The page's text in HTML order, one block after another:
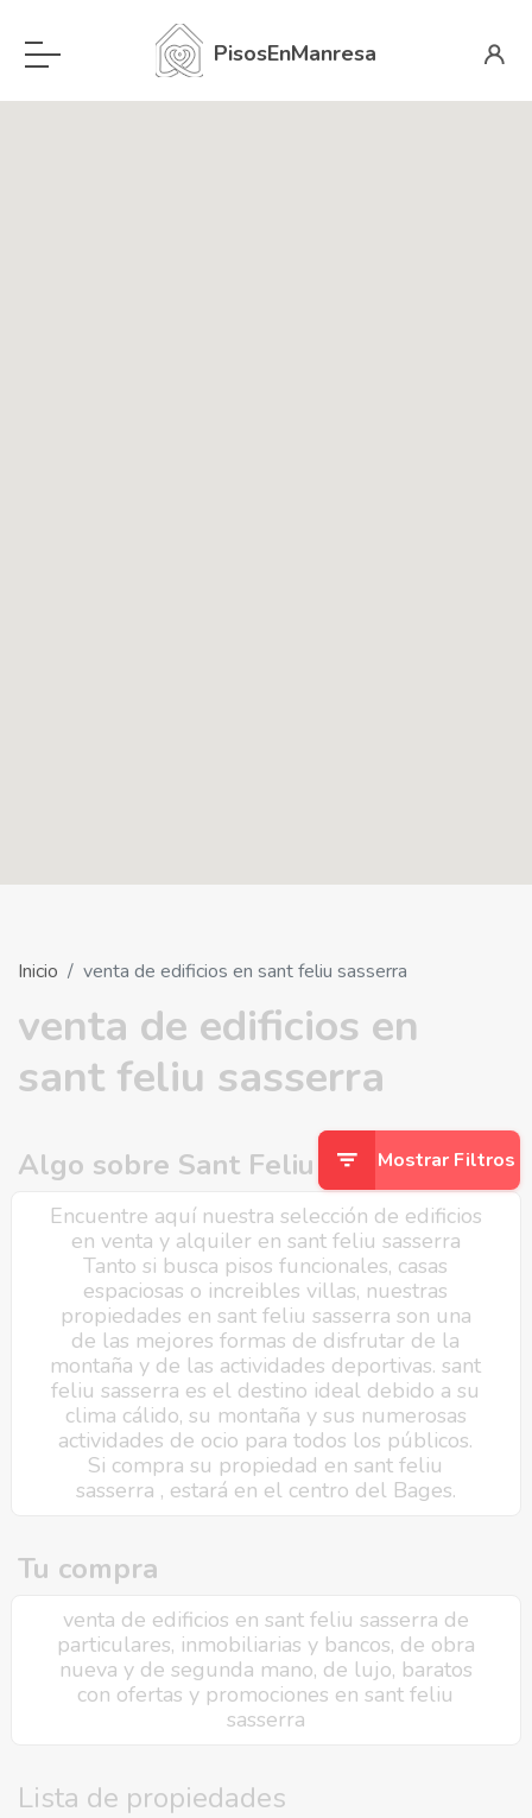
PisosEnManresa
Inicio venta de edificios en sant feliu sasserra
venta de edificios en
sant feliu sasserra
Mostrar Filtros
Algo sobre Sant Feliu Sasserra
Encuentre aquí nuestra selección de edificios
en venta y alquiler en sant feliu sasserra
Tanto si busca pisos funcionales, casas
espaciosas o increibles villas, nuestras
propiedades en sant feliu sasserra son una
de las mejores formas de disfrutar de la
montaña y de las actividades deportivas. sant
feliu sasserra es el destino ideal debido a su
clima cálido, su montaña y sus numerosas
actividades de ocio para todos los públicos.
Si compra su propiedad en sant feliu
sasserra , estará en el centro del Bages.
Tu compra
venta de edificios en sant feliu sasserra de
particulares, inmobiliarias y bancos, de obra
nueva y de segunda mano, de lujo, baratos
con ofertas y promociones en sant feliu
sasserra
Lista de propiedades